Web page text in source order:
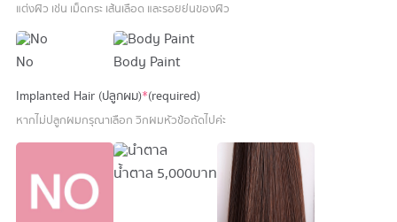
แต่งผิว เช่น เม็ดกระ เส้นเลือด และรอยย่นของผิว
No Body Paint
Implanted Hair (ปลูกผม)*(required)
หากไม่ปลูกผมกรุณาเลือก วิกผมหัวข้อถัดไปค่ะ
น้ำตาล 5,000 บาท